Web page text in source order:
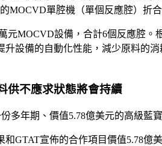
MOCVD單腔機（單個反應腔）折
元MOCVD設備，合計6個反應腔
升設備的自動化性能，減少原料的
供不應求狀態將會持續
多年期、價值5.78億美元的高級藍
和GTAT宣佈的合作項目價值5.78